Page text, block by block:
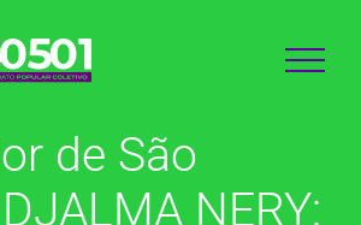
de São
NERY: